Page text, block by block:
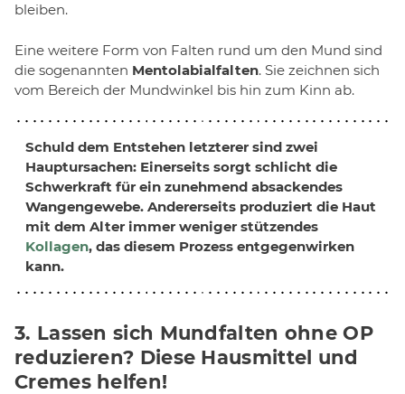
bleiben.
Eine weitere Form von Falten rund um den Mund sind
die sogenannten Mentolabialfalten. Sie zeichnen sich
vom Bereich der Mundwinkel bis hin zum Kinn ab.
Schuld dem Entstehen letzterer sind zwei
Hauptursachen: Einerseits sorgt schlicht die
Schwerkraft für ein zunehmend absackendes
Wangengewebe. Andererseits produziert die Haut
mit dem Alter immer weniger stützendes
Kollagen, das diesem Prozess entgegenwirken
kann.
3. Lassen sich Mundfalten ohne OP
reduzieren? Diese Hausmittel und
Cremes helfen!